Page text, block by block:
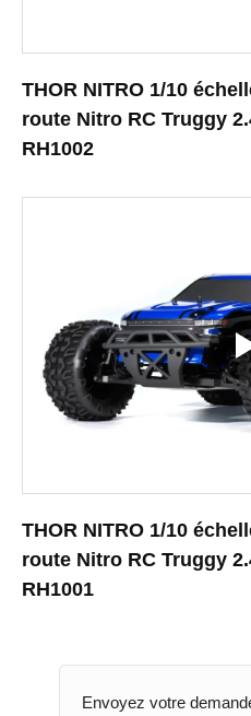
Envoyez votre
THOR NITRO 1/10
route Nitro RC Truggy
RH1002
THOR NITRO 1/10
route Nitro RC Truggy
RH1001